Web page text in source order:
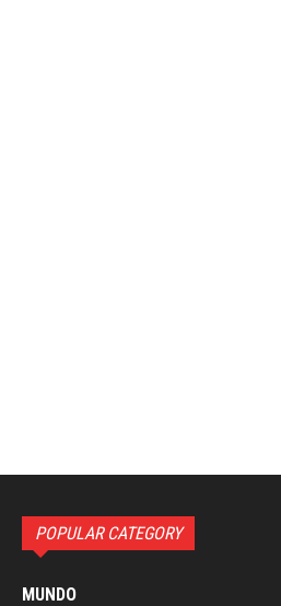
POPULAR CATEGORY
MUNDO